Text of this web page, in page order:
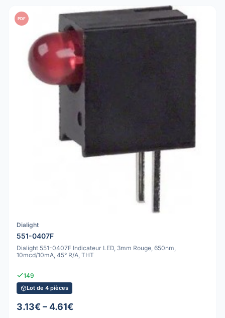
PDF
Dialight
551-0407F
Dialight 551-0407F Indicateur LED, 3mm Rouge, 650nm,
10mcd/10mA, 45° R/A, THT
149
Lot de 4 pièces
3.13€ – 4.61€